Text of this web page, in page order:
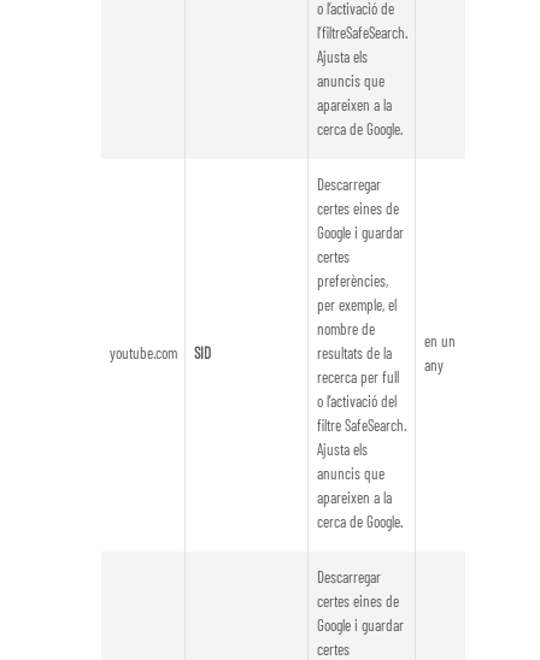
o l’activació de
l’filtreSafeSearch.
Ajusta els
anuncis que
apareixen a la
cerca de Google.
youtube.com SID
Descarregar
certes eines de
Google i guardar
certes
preferències,
per exemple, el
nombre de
resultats de la
recerca per full
o l’activació del
filtre SafeSearch.
Ajusta els
anuncis que
apareixen a la
cerca de Google.
en un
any
Descarregar
certes eines de
Google i guardar
certes